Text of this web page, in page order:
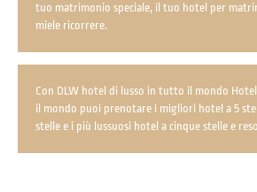
tuo matrimonio speciale, il tuo hotel per
miele ricorrere.
Con DLW hotel di lusso in tutto il mondo
il mondo puoi prenotare i migliori hotel a 5
stelle e i più lussuosi hotel a cinque stelle e